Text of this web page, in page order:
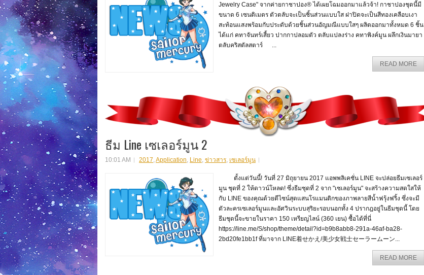
Jewelry Case" จากค่ายกาชาปอง® ได้เผยโฉมออกมาแล้วจ้า! กาชาปองชุดนี้มี
ขนาด 6 เซนติเมตร ตัวตลับจะเป็นชิ้นส่วนแบบใส ฝาปิดจะเป็นสีทองเคลือบเงา
สะท้อนแสงพร้อมกับประดับด้วยชิ้นส่วนอัญมณีแบบใสๆ ผลิตออกมาทั้งหมด 6 ชิ้น
ได้แก่ คทาจันทร์เสี้ยว ปากกาปลอมตัว ตลับแปลงร่าง คทาพิงค์มูน ผลึกเงินมายา
ตลับคริสตัลสตาร์ ...
READ MORE
ธีม Line เซเลอร์มูน 2
10:01 AM 2017,Application, Line, ข่าวสาร, เซเลอร์มูน
ตั้งแต่วันนี้! วันที่ 27 มิถุยายน 2017 แอพพลิเคชั่น LINE จะปล่อยธีมเซเลอร์
มูน ชุดที่ 2 ให้ดาวน์โหลด! ซึ่งธีมชุดที่ 2 จาก "เซเลอร์มูน" จะสร้างความสดใสให้
กับ LINE ของคุณด้วยดีไซน์สุดแสนโรแมนติกของภาพลายสีน้ำฟรุ้งฟริ้ง ซึ่งจะมี
ตัวละครเซเลอร์มูนและอัศวินระบบสุริยะรอบนอกทั้ง 4 ปรากฎอยู่ในธีมชุดนี้ โดย
ธีมชุดนี้จะขายในราคา 150 เหรียญไลน์ (360 เยน) ซื้อได้ที่นี่
https://line.me/S/shop/theme/detail?id=b9b8abb8-291a-46af-ba28-
2bd20fe1bb1f ที่มาจาก LINE着せかえ/美少女戦士セーラームーン...
READ MORE